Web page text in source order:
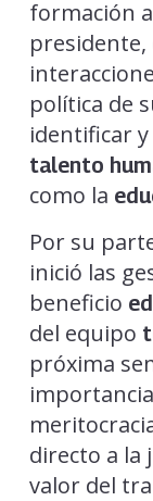
formación
presidente,
política de
identificar
talento
como la
Por su
inició las
beneficio
del equipo
próxima
directo a la
valor del